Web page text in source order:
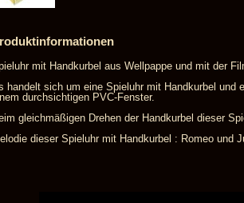
mit Handkurbel aus Wellpappe und mit der
handelt sich um eine Spieluhr mit Handkurbel und
durchsichtigen PVC-Fenster.
gleichmäßigen Drehen der Handkurbel dieser
dieser Spieluhr mit Handkurbel : Romeo und